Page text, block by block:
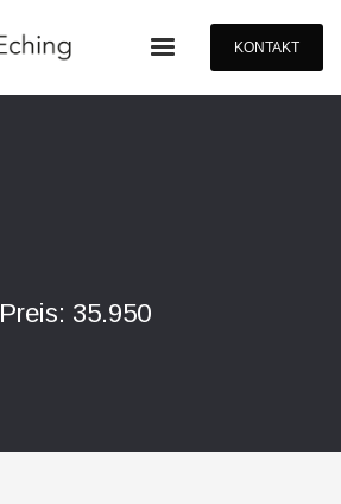
KONTAKT
Preis: 35.950